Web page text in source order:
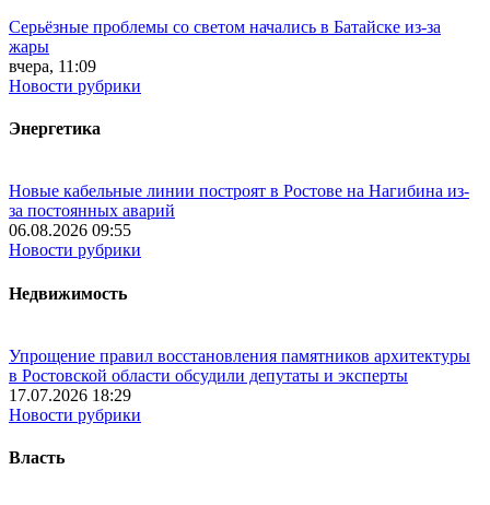
Серьёзные проблемы со светом начались в Батайске из-за
жары
вчера, 11:09
Новости рубрики
Энергетика
Новые кабельные линии построят в Ростове на Нагибина из-
за постоянных аварий
06.08.2026 09:55
Новости рубрики
Недвижимость
Упрощение правил восстановления памятников архитектуры
в Ростовской области обсудили депутаты и эксперты
17.07.2026 18:29
Новости рубрики
Власть